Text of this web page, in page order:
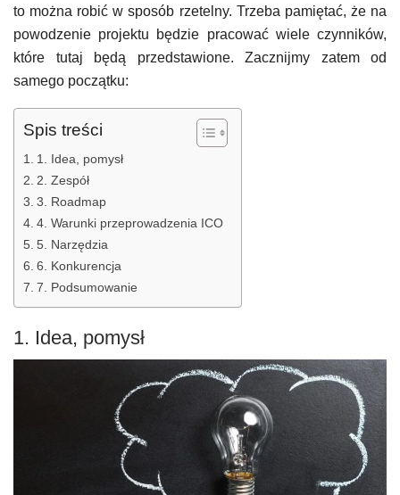
to można robić w sposób rzetelny. Trzeba pamiętać, że na
powodzenie projektu będzie pracować wiele czynników,
które tutaj będą przedstawione. Zacznijmy zatem od
samego początku:
Spis treści
1. Idea, pomysł
2. Zespół
3. Roadmap
4. Warunki przeprowadzenia ICO
5. Narzędzia
6. Konkurencja
7. Podsumowanie
1. Idea, pomysł